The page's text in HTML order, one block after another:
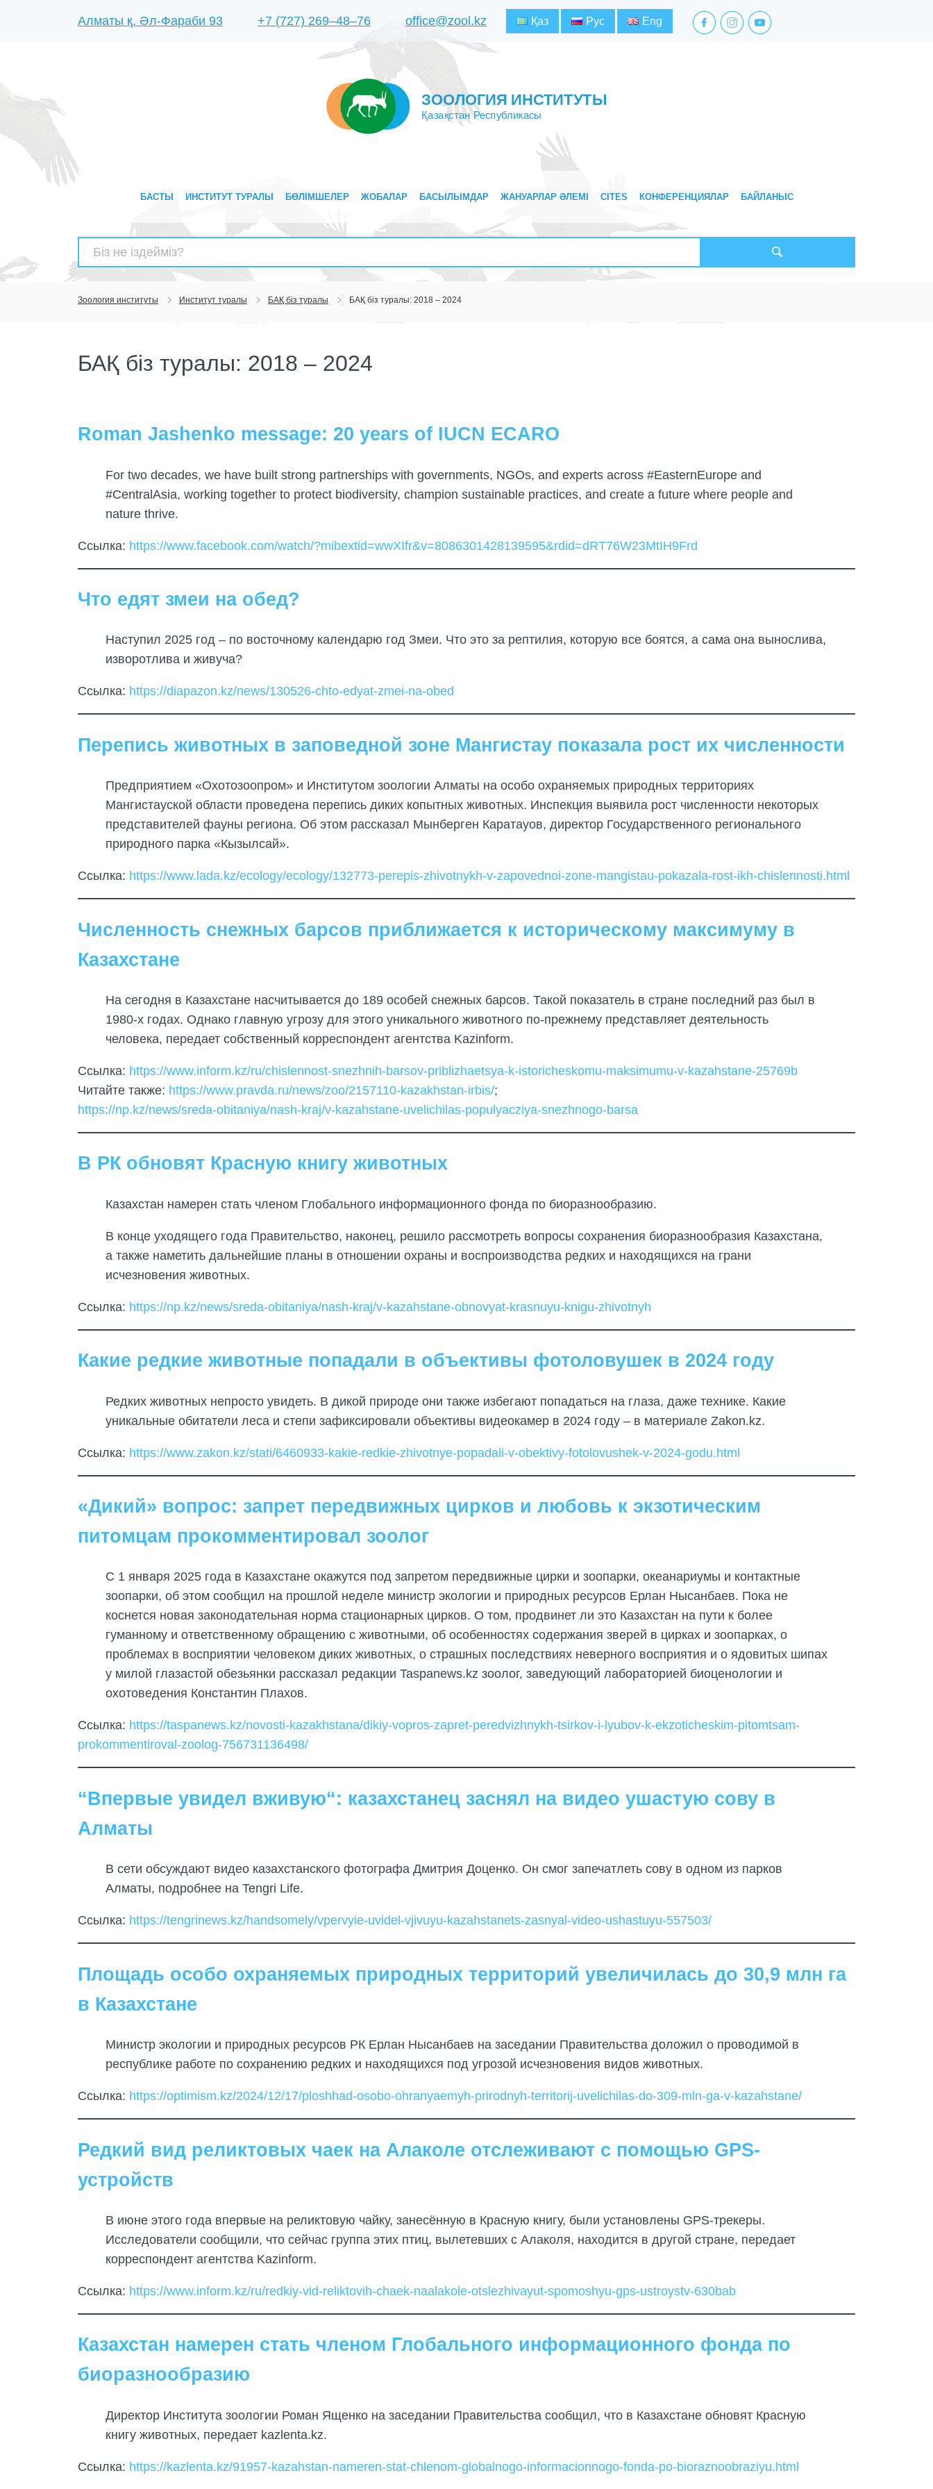
Алматы қ. Әл-Фараби 93 +7 (727) 269‒48‒76 office@zool.kz Қаз Рус Eng facebook.com
instagram.com
youtube.com
ЗООЛОГИЯ ИНСТИТУТЫ
Қазақстан Республикасы
БАСТЫ ИНСТИТУТ ТУРАЛЫ БӨЛІМШЕЛЕР ЖОБАЛАР БАСЫЛЫМДАР ЖАНУАРЛАР ӘЛЕМІ CITES КОНФЕРЕНЦИЯЛАР БАЙЛАНЫС
Найти:
Зоология институты Институт туралы БАҚ біз туралы БАҚ біз туралы: 2018 – 2024
БАҚ біз туралы: 2018 – 2024
Roman Jashenko message: 20 years of IUCN ECARO
For two decades, we have built strong partnerships with governments, NGOs, and experts across #EasternEurope and
#CentralAsia, working together to protect biodiversity, champion sustainable practices, and create a future where people and
nature thrive.
Ссылка: https://www.facebook.com/watch/?mibextid=wwXIfr&v=8086301428139595&rdid=dRT76W23MtIH9Frd
Что едят змеи на обед?
Наступил 2025 год – по восточному календарю год Змеи. Что это за рептилия, которую все боятся, а сама она вынослива,
изворотлива и живуча?
Ссылка: https://diapazon.kz/news/130526-chto-edyat-zmei-na-obed
Перепись животных в заповедной зоне Мангистау показала рост их численности
Предприятием «Охотозоопром» и Институтом зоологии Алматы на особо охраняемых природных территориях
Мангистауской области проведена перепись диких копытных животных. Инспекция выявила рост численности некоторых
представителей фауны региона. Об этом рассказал Мынберген Каратауов, директор Государственного регионального
природного парка «Кызылсай».
Ссылка: https://www.lada.kz/ecology/ecology/132773-perepis-zhivotnykh-v-zapovednoi-zone-mangistau-pokazala-rost-ikh-chislennosti.html
Численность снежных барсов приближается к историческому максимуму в
Казахстане
На сегодня в Казахстане насчитывается до 189 особей снежных барсов. Такой показатель в стране последний раз был в
1980-х годах. Однако главную угрозу для этого уникального животного по-прежнему представляет деятельность
человека, передает собственный корреспондент агентства Kazinform.
Ссылка: https://www.inform.kz/ru/chislennost-snezhnih-barsov-priblizhaetsya-k-istoricheskomu-maksimumu-v-kazahstane-25769b
Читайте также: https://www.pravda.ru/news/zoo/2157110-kazakhstan-irbis/;
https://np.kz/news/sreda-obitaniya/nash-kraj/v-kazahstane-uvelichilas-populyacziya-snezhnogo-barsa
В РК обновят Красную книгу животных
Казахстан намерен стать членом Глобального информационного фонда по биоразнообразию.
В конце уходящего года Правительство, наконец, решило рассмотреть вопросы сохранения биоразнообразия Казахстана,
а также наметить дальнейшие планы в отношении охраны и воспроизводства редких и находящихся на грани
исчезновения животных.
Ссылка: https://np.kz/news/sreda-obitaniya/nash-kraj/v-kazahstane-obnovyat-krasnuyu-knigu-zhivotnyh
Какие редкие животные попадали в объективы фотоловушек в 2024 году
Редких животных непросто увидеть. В дикой природе они также избегают попадаться на глаза, даже технике. Какие
уникальные обитатели леса и степи зафиксировали объективы видеокамер в 2024 году – в материале Zakon.kz.
Ссылка: https://www.zakon.kz/stati/6460933-kakie-redkie-zhivotnye-popadali-v-obektivy-fotolovushek-v-2024-godu.html
«Дикий» вопрос: запрет передвижных цирков и любовь к экзотическим
питомцам прокомментировал зоолог
С 1 января 2025 года в Казахстане окажутся под запретом передвижные цирки и зоопарки, океанариумы и контактные
зоопарки, об этом сообщил на прошлой неделе министр экологии и природных ресурсов Ерлан Нысанбаев. Пока не
коснется новая законодательная норма стационарных цирков. О том, продвинет ли это Казахстан на пути к более
гуманному и ответственному обращению с животными, об особенностях содержания зверей в цирках и зоопарках, о
проблемах в восприятии человеком диких животных, о страшных последствиях неверного восприятия и о ядовитых шипах
у милой глазастой обезьянки рассказал редакции Taspanews.kz зоолог, заведующий лабораторией биоценологии и
охотоведения Константин Плахов.
Ссылка: https://taspanews.kz/novosti-kazakhstana/dikiy-vopros-zapret-peredvizhnykh-tsirkov-i-lyubov-k-ekzoticheskim-pitomtsam-
prokommentiroval-zoolog-756731136498/
“Впервые увидел вживую“: казахстанец заснял на видео ушастую сову в
Алматы
В сети обсуждают видео казахстанского фотографа Дмитрия Доценко. Он смог запечатлеть сову в одном из парков
Алматы, подробнее на Tengri Life.
Ссылка: https://tengrinews.kz/handsomely/vpervyie-uvidel-vjivuyu-kazahstanets-zasnyal-video-ushastuyu-557503/
Площадь особо охраняемых природных территорий увеличилась до 30,9 млн га
в Казахстане
Министр экологии и природных ресурсов РК Ерлан Нысанбаев на заседании Правительства доложил о проводимой в
республике работе по сохранению редких и находящихся под угрозой исчезновения видов животных.
Ссылка: https://optimism.kz/2024/12/17/ploshhad-osobo-ohranyaemyh-prirodnyh-territorij-uvelichilas-do-309-mln-ga-v-kazahstane/
Редкий вид реликтовых чаек на Алаколе отслеживают с помощью GPS-
устройств
В июне этого года впервые на реликтовую чайку, занесённую в Красную книгу, были установлены GPS-трекеры.
Исследователи сообщили, что сейчас группа этих птиц, вылетевших с Алаколя, находится в другой стране, передает
корреспондент агентства Kazinform.
Ссылка: https://www.inform.kz/ru/redkiy-vid-reliktovih-chaek-naalakole-otslezhivayut-spomoshyu-gps-ustroystv-630bab
Казахстан намерен стать членом Глобального информационного фонда по
биоразнообразию
Директор Института зоологии Роман Ященко на заседании Правительства сообщил, что в Казахстане обновят Красную
книгу животных, передает kazlenta.kz.
Ссылка: https://kazlenta.kz/91957-kazahstan-nameren-stat-chlenom-globalnogo-informacionnogo-fonda-po-bioraznoobraziyu.html